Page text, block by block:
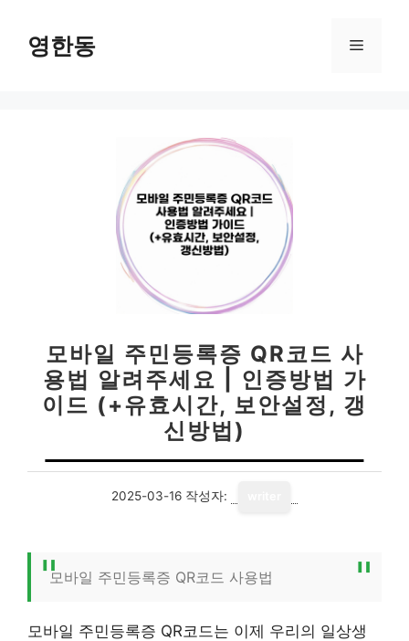
영한동 메
모바일 주민등록증 QR코드 사
용법 알려주세요 | 인증방법 가
이드 (+유효시간, 보안설정, 갱
신방법)
2025-03-16 작성자:
모바일 주민등록증 QR코드 사용법
모바일 주민등록증 QR코드는 이제 우리의 일상생